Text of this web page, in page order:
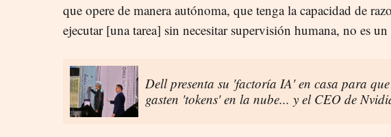
que opere de manera autónoma, que tenga la capacidad de
ejecutar [una tarea] sin necesitar supervisión humana, no es
Dell presenta su 'factoría IA' en casa para
gasten 'tokens' en la nube... y el CEO de